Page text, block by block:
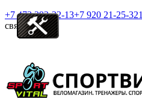
+7 473 292-32-13+7 920 21-25-321
связь